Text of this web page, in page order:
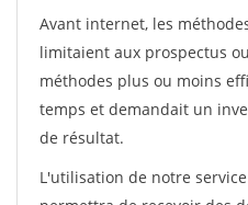
Avant internet, les
limitaient aux prospectus
méthodes plus ou moins
temps et demandait un
de résultat.
L'utilisation de notre